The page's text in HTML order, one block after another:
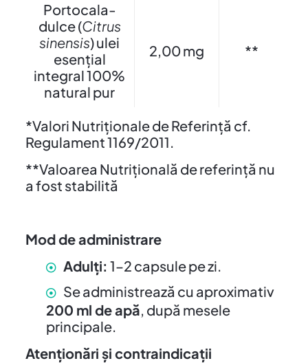
Portocala-
dulce (Citrus
sinensis) ulei
esențial
integral 100%
natural pur
2,00 mg **
*Valori Nutriționale de Referință cf.
Regulament 1169/2011.
**Valoarea Nutrițională de referință nu
a fost stabilită
Mod de administrare
Adulți: 1–2 capsule pe zi.
Se administrează cu aproximativ
200 ml de apă, după mesele
principale.
Atenționări și contraindicații